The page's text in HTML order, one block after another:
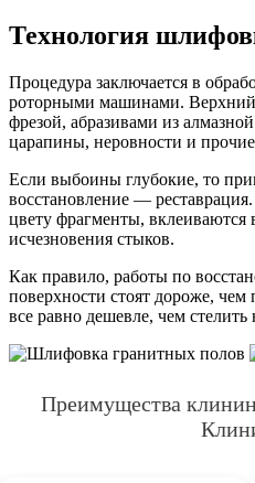
Технология
Процедура заключается в
роторными машинами. Верхний
фрезой, абразивами из
царапины, неровности и
Если выбоины глубокие, то
восстановление —
цвету фрагменты,
исчезновения стыков.
Как правило, работы по
поверхности стоят дороже,
все равно дешевле, чем
Преимущества